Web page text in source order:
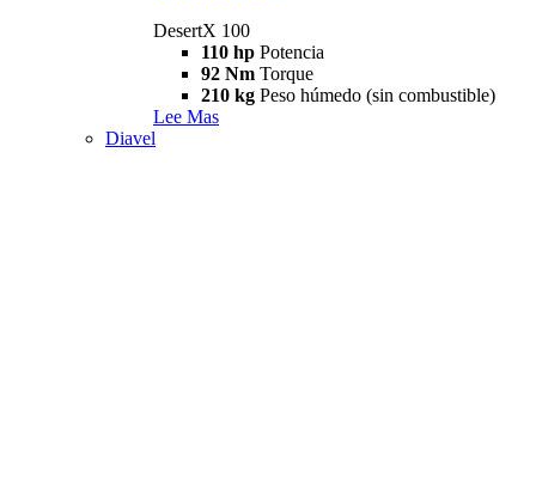
DesertX 100
110 hp Potencia
92 Nm Torque
210 kg Peso húmedo (sin combustible)
Lee Mas
Diavel